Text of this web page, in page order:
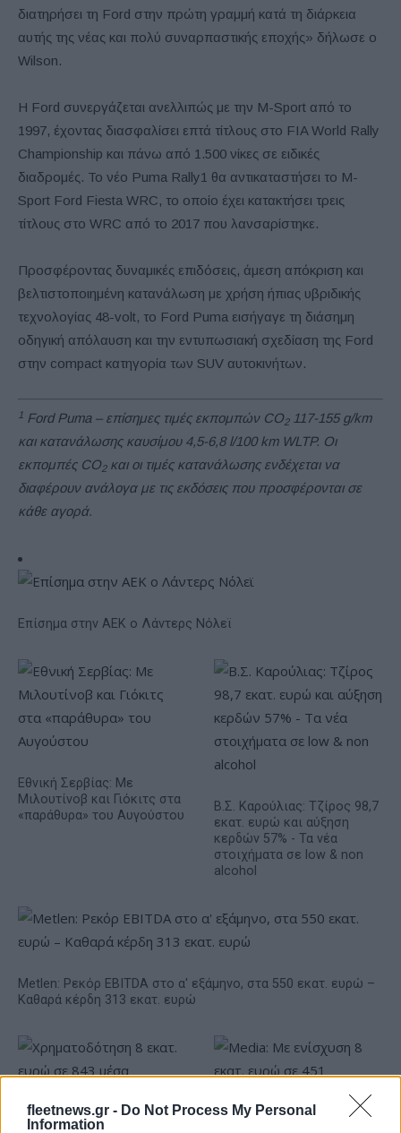
fleetnews.gr - Do Not Process My Personal
Information
διατηρήσει τη Ford στην πρώτη γραμμή κατά τη διάρκεια
αυτής της νέας και πολύ συναρπαστικής εποχής» δήλωσε ο
Wilson.
Η Ford συνεργάζεται ανελλιπώς με την M-Sport από το
1997, έχοντας διασφαλίσει επτά τίτλους στο FIA World Rally
Championship και πάνω από 1.500 νίκες σε ειδικές
διαδρομές. Το νέο Puma Rally1 θα αντικαταστήσει το M-
Sport Ford Fiesta WRC, το οποίο έχει κατακτήσει τρεις
τίτλους στο WRC από το 2017 που λανσαρίστηκε.
Προσφέροντας δυναμικές επιδόσεις, άμεση απόκριση και
βελτιστοποιημένη κατανάλωση με χρήση ήπιας υβριδικής
τεχνολογίας 48-volt, το Ford Puma εισήγαγε τη διάσημη
οδηγική απόλαυση και την εντυπωσιακή σχεδίαση της Ford
στην compact κατηγορία των SUV αυτοκινήτων.
1 Ford Puma – επίσημες τιμές εκπομπών CO2117-155 g/km
και κατανάλωσης καυσίμου 4,5-6,8 l/100 km WLTP. Οι
εκπομπές CO2και οι τιμές κατανάλωσης ενδέχεται να
διαφέρουν ανάλογα με τις εκδόσεις που προσφέρονται σε
κάθε αγορά.
Επίσημα στην ΑΕΚ ο Λάντερς Νόλεϊ
Εθνική Σερβίας: Με
Μιλουτίνοβ και Γιόκιτς στα
«παράθυρα» του Αυγούστου
Β.Σ. Καρούλιας: Τζίρος 98,7
εκατ. ευρώ και αύξηση
κερδών 57% - Τα νέα
στοιχήματα σε low & non
alcohol
Metlen: Ρεκόρ EBITDA στο α' εξάμηνο, στα 550 εκατ. ευρώ –
Καθαρά κέρδη 313 εκατ. ευρώ